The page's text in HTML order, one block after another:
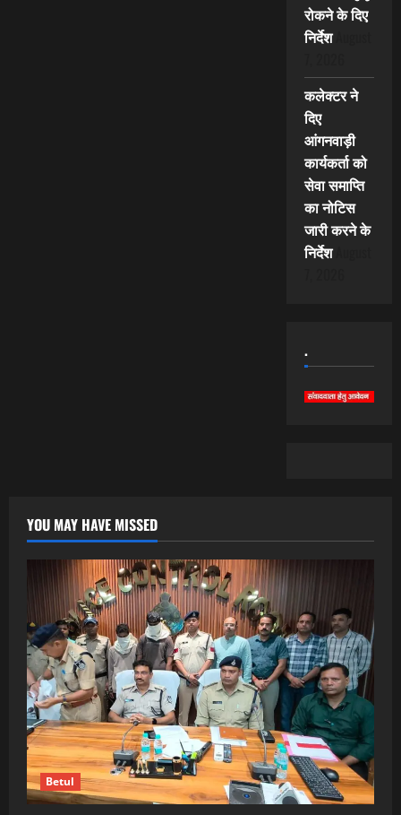
रोकने के दिए
निर्देश
कलेक्टर ने
दिए
आंगनवाड़ी
कार्यकर्ता को
सेवा समाप्ति
का नोटिस
जारी करने के
निर्देश
.
YOU MAY HAVE MISSED
Betul